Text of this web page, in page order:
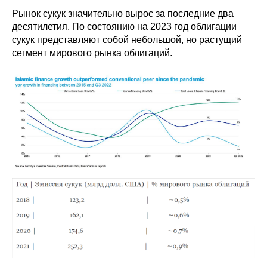
Рынок сукук значительно вырос за последние два
десятилетия. По состоянию на 2023 год облигации
сукук представляют собой небольшой, но растущий
сегмент мирового рынка облигаций.